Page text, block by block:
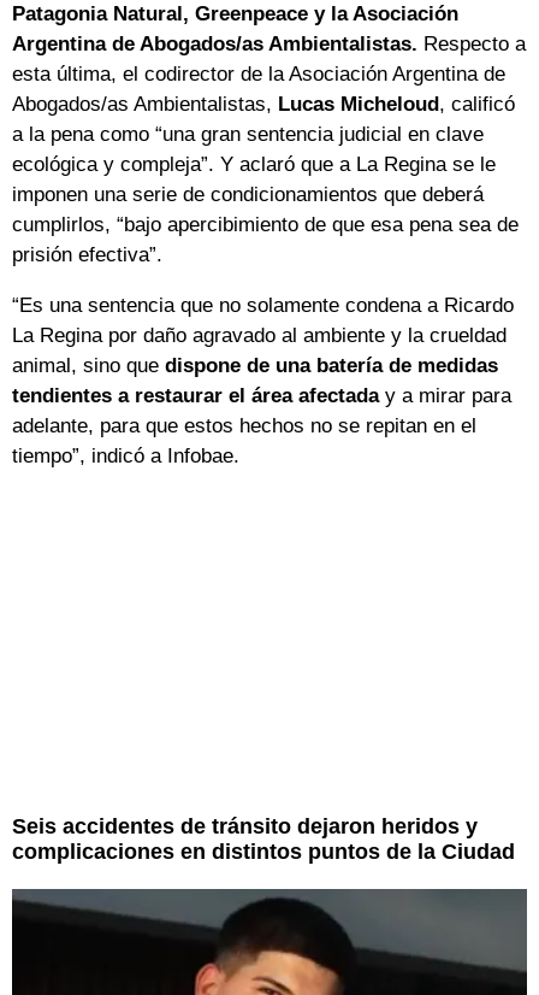
Patagonia Natural, Greenpeace y la Asociación
Argentina de Abogados/as Ambientalistas. Respecto a
esta última, el codirector de la Asociación Argentina de
Abogados/as Ambientalistas, Lucas Micheloud, calificó
a la pena como “una gran sentencia judicial en clave
ecológica y compleja”. Y aclaró que a La Regina se le
imponen una serie de condicionamientos que deberá
cumplirlos, “bajo apercibimiento de que esa pena sea de
prisión efectiva”.
“Es una sentencia que no solamente condena a Ricardo
La Regina por daño agravado al ambiente y la crueldad
animal, sino que dispone de una batería de medidas
tendientes a restaurar el área afectaday a mirar para
adelante, para que estos hechos no se repitan en el
tiempo”, indicó a Infobae.
Seis accidentes de tránsito dejaron heridos y
complicaciones en distintos puntos de la Ciudad